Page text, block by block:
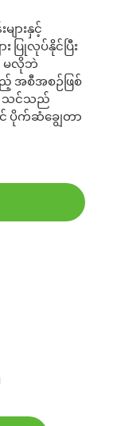
ားနှင့်
ပြုလုပ်နိုင်ပြီး
မလိုဘဲ
အစီအစဉ်ဖြစ်
သင်သည်
င် ပိုက်ဆံချွေတာ